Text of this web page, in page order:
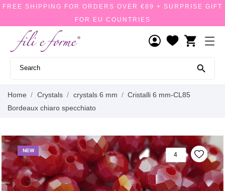
FREE SHIPPING FOR ORDERS OVER €89 + SURPRISE GIFT
FOR EU COUNTRIES
shopping_cart

Home Crystals crystals 6 mm
Cristalli 6 mm-CL85
Bordeaux chiaro specchiato
NEW
4